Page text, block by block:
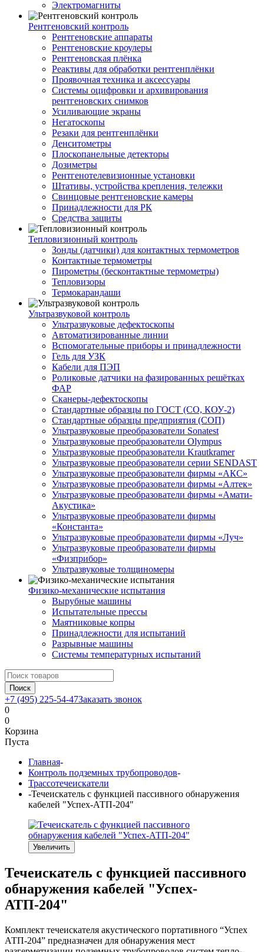
Электромагниты
Рентгеновский контроль
Рентгеновские аппараты
Рентгеновские кроулеры
Рентгеновская плёнка
Реактивы для обработки рентгенплёнки
Проявочная техника и аксессуары
Системы оцифровки и архивирования
рентгеновских снимков
Усиливающие экраны
Негатоскопы
Резаки для рентгенплёнки
Денситометры
Плоскопанельные детекторы
Дозиметры
Рентгенотелевизионные установки
Штативы, устройства крепления, тележки
Свинцовые рентгеновские камеры
Принадлежности для РК
Средства защиты
Тепловизионный контроль
Зонды (датчики) для контактных термометров
Контактные термометры
Пирометры (бесконтактные термометры)
Тепловизоры
Термокарандаши
Ультразвуковой контроль
Ультразвуковые дефектоскопы
Автоматизированные линии
Вспомогательные приборы и принадлежности
Гель для УЗК
Кабели для ПЭП
Роликовые датчики на фазированных решётках
ФАР
Сканеры-дефектоскопы
Стандартные образцы по ГОСТ (СО, КОУ-2)
Стандартные образцы предприятия (СОП)
Ультразвуковые преобразователи Sonatest
Ультразвуковые преобразователи Olympus
Ультразвуковые преобразователи Krautkramer
Ультразвуковые преобразователи серии SENDAST
Ультразвуковые преобразователи фирмы «АКС»
Ультразвуковые преобразователи фирмы «Алтек»
Ультразвуковые преобразователи фирмы «Амати-
Акустика»
Ультразвуковые преобразователи фирмы
«Константа»
Ультразвуковые преобразователи фирмы «Луч»
Ультразвуковые преобразователи фирмы
«Физприбор»
Ультразвуковые толщиномеры
Физико-механические испытания
Вырубные машины
Испытательные прессы
Маятниковые копры
Принадлежности для испытаний
Разрывные машины
Системы температурных испытаний
Поиск
+7 (495) 225-54-47Заказать звонок
0
0
Корзина
Пуста
Главная-
Контроль подземных трубопроводов-
Трассотечеискатели
-Течеискатель с функцией пассивного обнаружения
кабелей "Успех-АТП-204"
Увеличить
Течеискатель с функцией пассивного
обнаружения кабелей "Успех-
АТП-204"
Комплект течеискателя акустического портативного “Успех
АТП-204” предназначен для обнаружения мест